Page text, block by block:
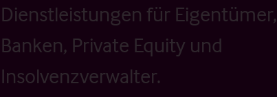
Dienstleistungen für Eigentümer,
Banken, Private Equity und
Insolvenzverwalter.